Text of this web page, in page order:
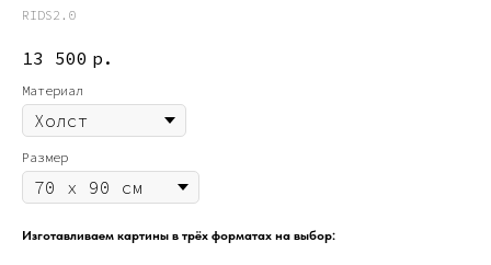
RIDS2.0
13 500 р.
Материал
Размер
Изготавливаем картины в трёх форматах на выбор: